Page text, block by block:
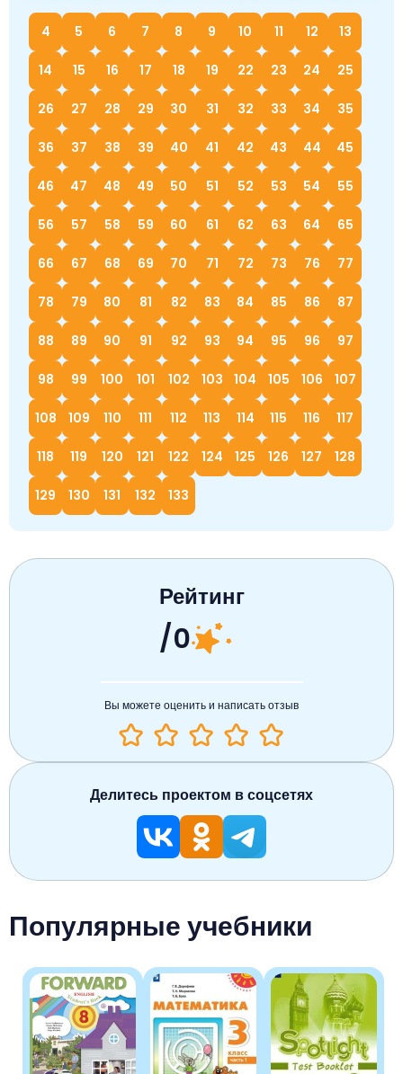
4 5 6 7 8 9 10 11 12 13
14 15 16 17 18 19 22 23 24 25
26 27 28 29 30 31 32 33 34 35
36 37 38 39 40 41 42 43 44 45
46 47 48 49 50 51 52 53 54 55
56 57 58 59 60 61 62 63 64 65
66 67 68 69 70 71 72 73 76 77
78 79 80 81 82 83 84 85 86 87
88 89 90 91 92 93 94 95 96 97
98 99 100 101 102 103 104 105 106 107
108 109 110 111 112 113 114 115 116 117
118 119 120 121 122 124 125 126 127 128
129 130 131 132 133
Популярные учебники
Рейтинг
/0
Вы можете оценить и написать отзыв
Делитесь проектом в соцсетях